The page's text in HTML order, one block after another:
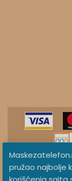
pružao najbolje